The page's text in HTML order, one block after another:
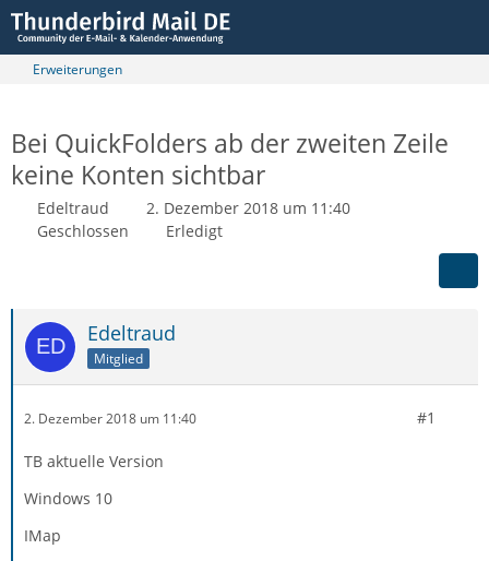
Erweiterungen
Bei QuickFolders ab der zweiten Zeile
keine Konten sichtbar
Edeltraud
2. Dezember 2018 um 11:40
Geschlossen
Erledigt
Edeltraud
Mitglied
2. Dezember 2018 um 11:40 #1
TB aktuelle Version
Windows 10
IMap